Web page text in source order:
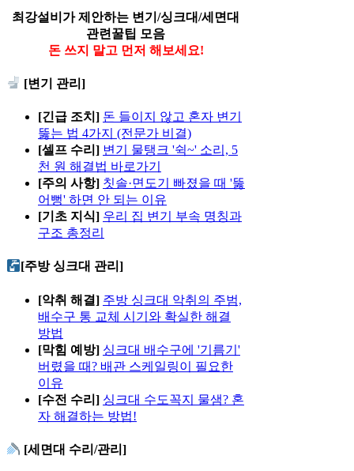
최강설비가 제안하는 변기/싱크대/세면대
관련꿀팁 모음
돈 쓰지 말고 먼저 해보세요!
[변기 관리]
[긴급 조치] 돈 들이지 않고 혼자 변기
뚫는 법 4가지 (전문가 비결)
[셀프 수리] 변기 물탱크 '쉭~' 소리, 5
천 원 해결법 바로가기
[주의 사항] 칫솔·면도기 빠졌을 때 '뚫
어뻥' 하면 안 되는 이유
[기초 지식] 우리 집 변기 부속 명칭과
구조 총정리
[주방 싱크대 관리]
[악취 해결] 주방 싱크대 악취의 주범,
배수구 통 교체 시기와 확실한 해결
방법
[막힘 예방] 싱크대 배수구에 '기름기'
버렸을 때? 배관 스케일링이 필요한
이유
[수전 수리] 싱크대 수도꼭지 물샘? 혼
자 해결하는 방법!
[세면대 수리/관리]